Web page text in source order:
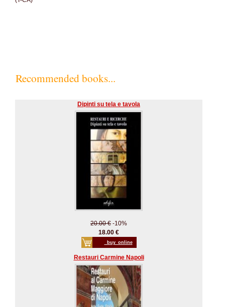
Recommended books...
Dipinti su tela e tavola
20.00 € -10%
18.00 €
_buy_online
Restauri Carmine Napoli